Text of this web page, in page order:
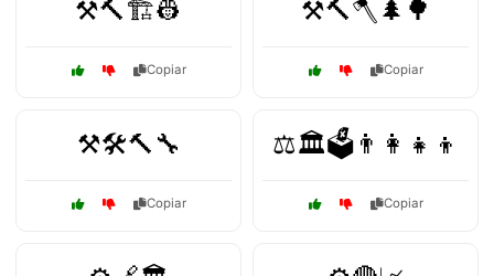
⚒️🔨🏗️👷
Copiar
⚒️🔨🪓🌲🌳
Copiar
⚒️🛠️🔨🔧
Copiar
⚖️🏛️🗳️👨‍👩‍👧‍👦
Copiar